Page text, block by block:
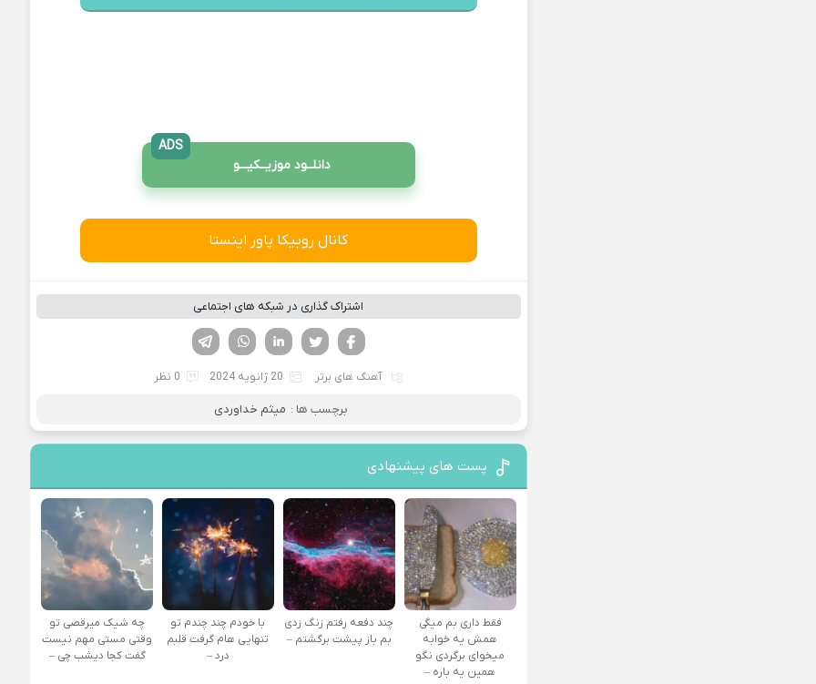
دانلــود موزیــکیـــو
ADS
کانال روبیکا پاور اینستا
اشتراک گذاری در شبکه های اجتماعی
لینکدین تویتر
فیسوک
آهنگ های برتر 20 ژانویه 2024 0 نظر
برچسب ها : میثم خداوردی
پست های پیشنهادی
فقط داری بم میگی
همش یه خوابه
میخوای برگردی نگو
همین یه باره –
چند دفعه رفتم زنگ زدی
بم باز پیشت برگشتم –
با خودم چند چندم تو
تنهایی هام گرفت قلبم
درد –
چه شیک میرقصی تو
وقتی مستی مهم نیست
گفت کجا دیشب چی –